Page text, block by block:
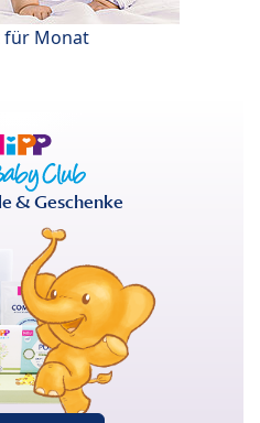
für Monat
& Geschenke